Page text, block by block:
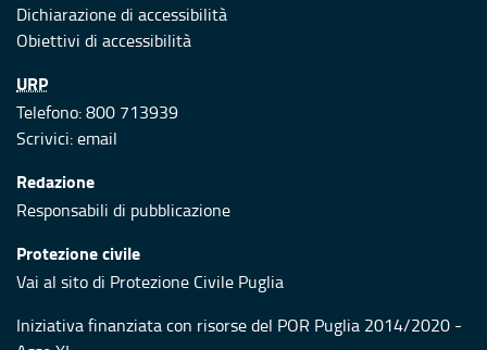
Dichiarazione di accessibilità
Obiettivi di accessibilità
URP
Telefono: 800 713939
Scrivici:email
Redazione
Responsabili di pubblicazione
Protezione civile
Vai al sito di Protezione Civile Puglia
Iniziativa finanziata con risorse del POR Puglia 2014/2020 -